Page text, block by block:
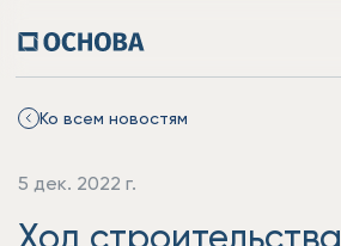
Ко всем новостям
5 дек. 2022 г.
Ход строительства